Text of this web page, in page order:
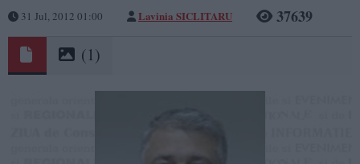
31 Jul, 2012 01:00 Lavinia SICLITARU 37639
(1)